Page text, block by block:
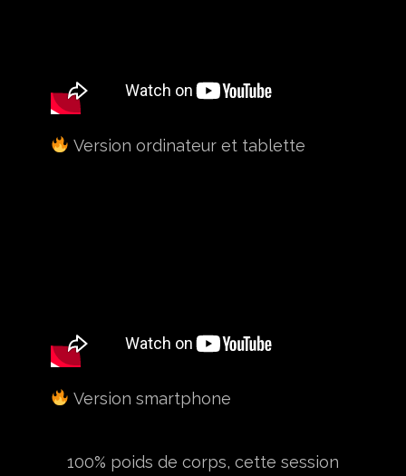
Version ordinateur et tablette
Version smartphone
100% poids de corps, cette session